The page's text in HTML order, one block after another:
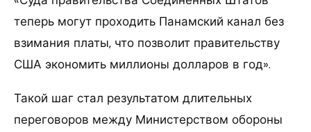
теперь могут проходить Панамский канал без
взимания платы, что позволит правительству
США экономить миллионы долларов в год».
Такой шаг стал результатом длительных
переговоров между Министерством обороны